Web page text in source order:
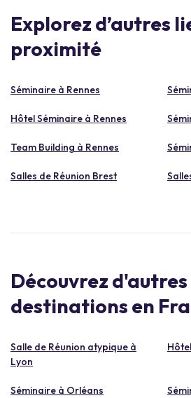
Explorez d’autres
proximité
Séminaire à Rennes
Hôtel Séminaire à Rennes
Team Building à Rennes
Salles de Réunion Brest
Découvrez d'autres
destinations en
Salle de Réunion atypique à
Lyon
Séminaire à Orléans